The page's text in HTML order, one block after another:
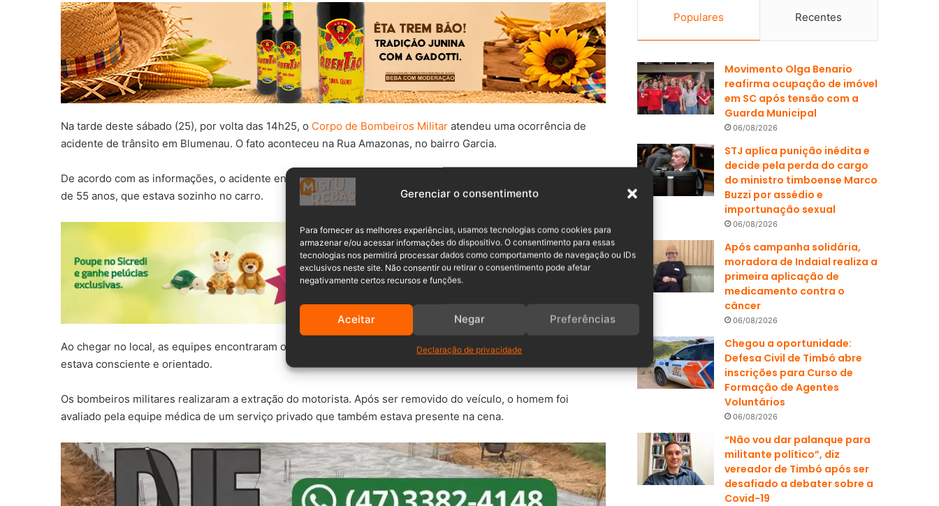
Gerenciar o consentimento
Para fornecer as melhores experiências, usamos tecnologias como cookies para
armazenar e/ou acessar informações do dispositivo. O consentimento para essas
tecnologias nos permitirá processar dados como comportamento de navegação ou IDs
exclusivos neste site. Não consentir ou retirar o consentimento pode afetar
negativamente certos recursos e funções.
Aceitar Negar Preferências
Declaração de privacidade
Na tarde deste sábado (25), por volta das 14h25, o Corpo de Bombeiros Militar atendeu uma ocorrência de
acidente de trânsito em Blumenau. O fato aconteceu na Rua Amazonas, no bairro Garcia.
De acordo com as informações, o acidente envolveu o capotamento de um veículo conduzido por um homem
de 55 anos, que estava sozinho no carro.
Ao chegar no local, as equipes encontraram o condutor preso no interior do veículo. Apesar da situação, ele
estava consciente e orientado.
Os bombeiros militares realizaram a extração do motorista. Após ser removido do veículo, o homem foi
avaliado pela equipe médica de um serviço privado que também estava presente na cena.
Populares Recentes
Movimento Olga Benario
reafirma ocupação de imóvel
em SC após tensão com a
Guarda Municipal
06/08/2026
STJ aplica punição inédita e
decide pela perda do cargo
do ministro timboense Marco
Buzzi por assédio e
importunação sexual
06/08/2026
Após campanha solidária,
moradora de Indaial realiza a
primeira aplicação de
medicamento contra o
câncer
06/08/2026
Chegou a oportunidade:
Defesa Civil de Timbó abre
inscrições para Curso de
Formação de Agentes
Voluntários
06/08/2026
“Não vou dar palanque para
militante político”, diz
vereador de Timbó após ser
desafiado a debater sobre a
Covid-19